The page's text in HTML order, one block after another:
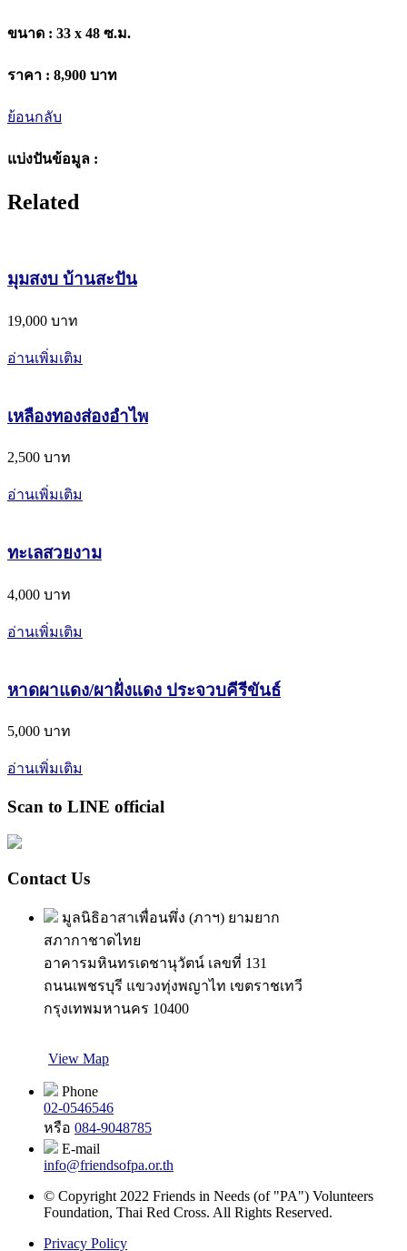
ขนาด : 33 x 48 ซ.ม.
ราคา : 8,900 บาท
ย้อนกลับ
แบ่งปันข้อมูล :
Related
มุมสงบ บ้านสะปัน
19,000 บาท
อ่านเพิ่มเติม
เหลืองทองส่องอำไพ
2,500 บาท
อ่านเพิ่มเติม
ทะเลสวยงาม
4,000 บาท
อ่านเพิ่มเติม
หาดผาแดง/ผาฝั่งแดง ประจวบคีรีขันธ์
5,000 บาท
อ่านเพิ่มเติม
Scan to LINE official
Contact Us
มูลนิธิอาสาเพื่อนพึ่ง (ภาฯ) ยามยาก
สภากาชาดไทย
อาคารมหินทรเดชานุวัตน์ เลขที่ 131
ถนนเพชรบุรี แขวงทุ่งพญาไท เขตราชเทวี
กรุงเทพมหานคร 10400
View Map
Phone
02-0546546
หรือ 084-9048785
E-mail
info@friendsofpa.or.th
© Copyright 2022 Friends in Needs (of "PA") Volunteers
Foundation, Thai Red Cross. All Rights Reserved.
Privacy Policy